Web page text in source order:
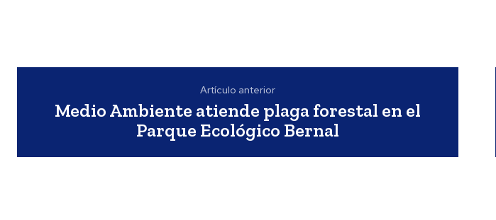
Artículo anterior
Medio Ambiente atiende plaga forestal en el
Parque Ecológico Bernal